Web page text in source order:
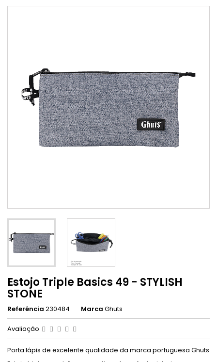
Estojo Triple Basics 49 - STYLISH
STONE
Referência 230484 Marca Ghuts
Avaliação
Porta lápis de excelente qualidade da marca portuguesa Ghuts